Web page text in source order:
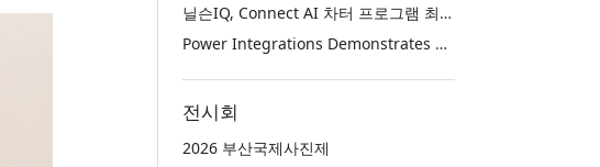
닐슨IQ, Connect AI 차터 프로그램 최초 고객사 ‘퓨리나’ 선정
Power Integrations Demonstrates World’s First 2200 V GaN Technology for Next-Era High-Voltage Power Systems
전시회
2026 부산국제사진제